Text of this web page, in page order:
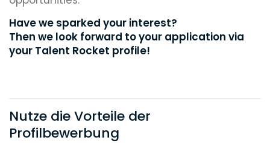
Have we sparked your interest?
Then we look forward to your application via
your Talent Rocket profile!
Nutze die Vorteile der
Profilbewerbung